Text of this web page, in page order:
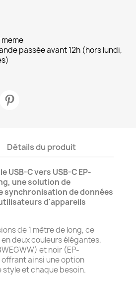
passée avant 12h (hors lundi,
Détails du produit
USB-C vers USB-C EP-
une solution de
synchronisation de données
d'appareils
de 1 mètre de long, ce
deux couleurs élégantes,
et noir (EP-
offrant ainsi une option
et chaque besoin.